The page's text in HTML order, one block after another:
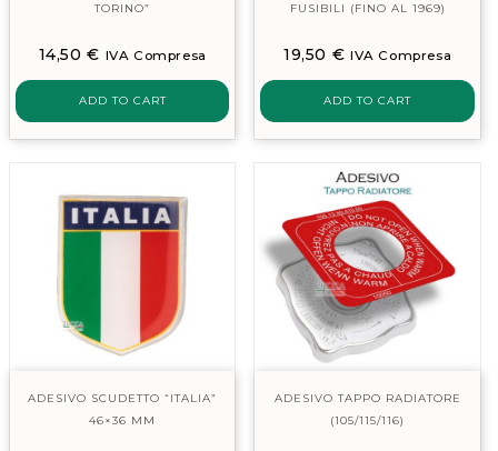
TORINO”
14,50€ IVA Compresa
ADD TO CART
FUSIBILI (FINO AL 1969)
19,50 € IVA Compresa
ADD TO CART
ADESIVO SCUDETTO “ITALIA”
46×36 MM
ADESIVO TAPPO RADIATORE
(105/115/116)